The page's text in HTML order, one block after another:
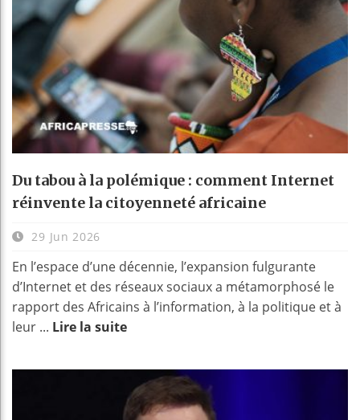
Du tabou à la polémique : comment Internet
réinvente la citoyenneté africaine
29 Jun 2026
En l’espace d’une décennie, l’expansion fulgurante
d’Internet et des réseaux sociaux a métamorphosé le
rapport des Africains à l’information, à la politique et à
leur ... Lire la suite